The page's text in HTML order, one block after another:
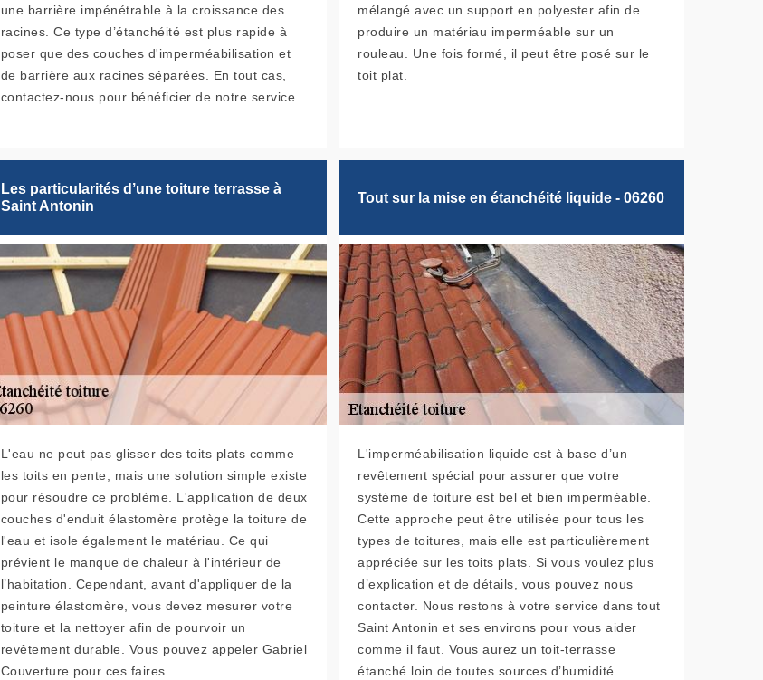
une barrière impénétrable à la croissance des
racines. Ce type d’étanchéité est plus rapide à
poser que des couches d'imperméabilisation et
de barrière aux racines séparées. En tout cas,
contactez-nous pour bénéficier de notre service.
mélangé avec un support en polyester afin de
produire un matériau imperméable sur un
rouleau. Une fois formé, il peut être posé sur le
toit plat.
Les particularités d’une toiture terrasse à
Saint Antonin
L'eau ne peut pas glisser des toits plats comme
les toits en pente, mais une solution simple existe
pour résoudre ce problème. L'application de deux
couches d'enduit élastomère protège la toiture de
l'eau et isole également le matériau. Ce qui
prévient le manque de chaleur à l'intérieur de
l’habitation. Cependant, avant d'appliquer de la
peinture élastomère, vous devez mesurer votre
toiture et la nettoyer afin de pourvoir un
revêtement durable. Vous pouvez appeler Gabriel
Couverture pour ces faires.
Tout sur la mise en étanchéité liquide - 06260
L'imperméabilisation liquide est à base d’un
revêtement spécial pour assurer que votre
système de toiture est bel et bien imperméable.
Cette approche peut être utilisée pour tous les
types de toitures, mais elle est particulièrement
appréciée sur les toits plats. Si vous voulez plus
d’explication et de détails, vous pouvez nous
contacter. Nous restons à votre service dans tout
Saint Antonin et ses environs pour vous aider
comme il faut. Vous aurez un toit-terrasse
étanché loin de toutes sources d’humidité.